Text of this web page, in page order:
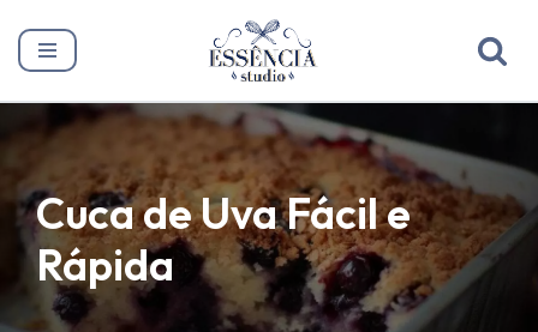
Pular
Cuca de Uva Fácil e
Rápida